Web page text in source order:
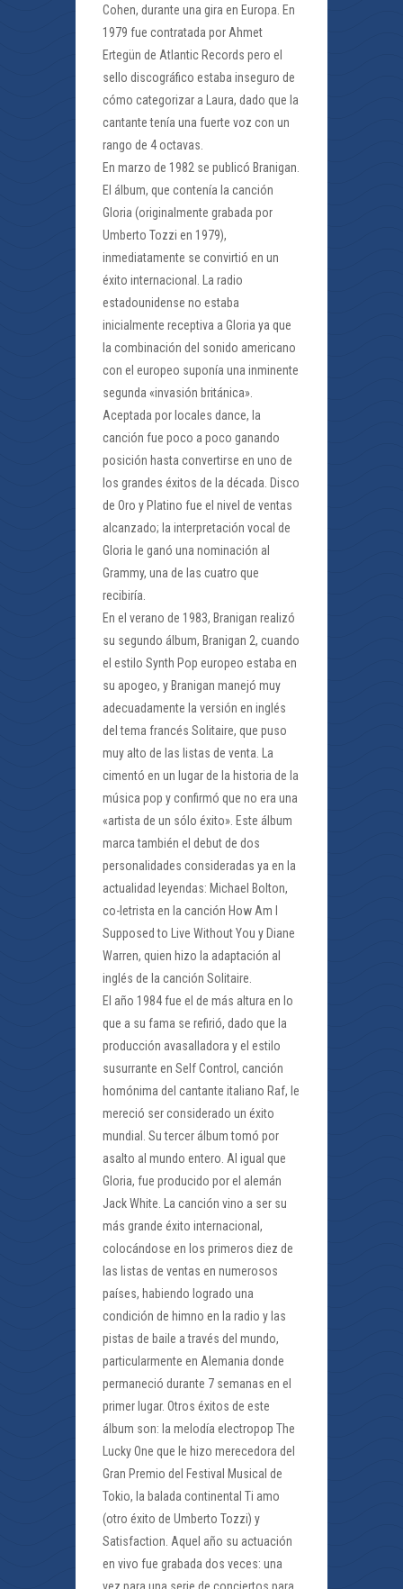
Cohen, durante una gira en Europa. En
1979 fue contratada por Ahmet
Ertegün de Atlantic Records pero el
sello discográfico estaba inseguro de
cómo categorizar a Laura, dado que la
cantante tenía una fuerte voz con un
rango de 4 octavas.
En marzo de 1982 se publicó Branigan.
El álbum, que contenía la canción
Gloria (originalmente grabada por
Umberto Tozzi en 1979),
inmediatamente se convirtió en un
éxito internacional. La radio
estadounidense no estaba
inicialmente receptiva a Gloria ya que
la combinación del sonido americano
con el europeo suponía una inminente
segunda «invasión británica».
Aceptada por locales dance, la
canción fue poco a poco ganando
posición hasta convertirse en uno de
los grandes éxitos de la década. Disco
de Oro y Platino fue el nivel de ventas
alcanzado; la interpretación vocal de
Gloria le ganó una nominación al
Grammy, una de las cuatro que
recibiría.
En el verano de 1983, Branigan realizó
su segundo álbum, Branigan 2, cuando
el estilo Synth Pop europeo estaba en
su apogeo, y Branigan manejó muy
adecuadamente la versión en inglés
del tema francés Solitaire, que puso
muy alto de las listas de venta. La
cimentó en un lugar de la historia de la
música pop y confirmó que no era una
«artista de un sólo éxito». Este álbum
marca también el debut de dos
personalidades consideradas ya en la
actualidad leyendas: Michael Bolton,
co-letrista en la canción How Am I
Supposed to Live Without You y Diane
Warren, quien hizo la adaptación al
inglés de la canción Solitaire.
El año 1984 fue el de más altura en lo
que a su fama se refirió, dado que la
producción avasalladora y el estilo
susurrante en Self Control, canción
homónima del cantante italiano Raf, le
mereció ser considerado un éxito
mundial. Su tercer álbum tomó por
asalto al mundo entero. Al igual que
Gloria, fue producido por el alemán
Jack White. La canción vino a ser su
más grande éxito internacional,
colocándose en los primeros diez de
las listas de ventas en numerosos
países, habiendo logrado una
condición de himno en la radio y las
pistas de baile a través del mundo,
particularmente en Alemania donde
permaneció durante 7 semanas en el
primer lugar. Otros éxitos de este
álbum son: la melodía electropop The
Lucky One que le hizo merecedora del
Gran Premio del Festival Musical de
Tokio, la balada continental Ti amo
(otro éxito de Umberto Tozzi) y
Satisfaction. Aquel año su actuación
en vivo fue grabada dos veces: una